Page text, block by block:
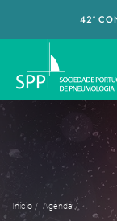
42º
Início / Agenda/